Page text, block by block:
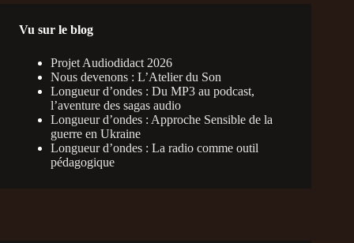
Vu sur le blog
Projet Audiodidact 2026
Nous devenons : L’Atelier du Son
Longueur d’ondes : Du MP3 au podcast,
l’aventure des sagas audio
Longueur d’ondes : Approche Sensible de la
guerre en Ukraine
Longueur d’ondes : La radio comme outil
pédagogique